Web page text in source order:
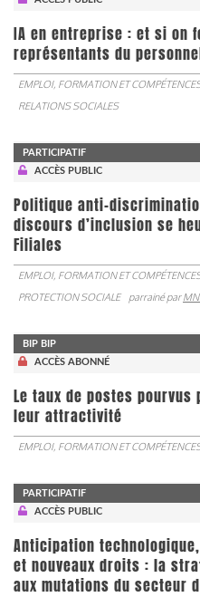
IA en entreprise : et si on
représentants du
EMPLOI, FORMATION ET
RELATIONS SOCIALES
PARTICIPATIF
ACCÈS PUBLIC
Politique anti-
discours d’inclusion se
Filiales
EMPLOI, FORMATION ET
PROTECTION SOCIALE
parrainé par
BIP BIP
ACCÈS ABONNÉ
Le taux de postes
leur attractivité
EMPLOI, FORMATION ET
PARTICIPATIF
ACCÈS PUBLIC
Anticipation
et nouveaux droits : la
aux mutations du secteur